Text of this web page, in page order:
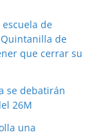
de
Quintanilla de
que cerrar su
se debatirán
26M
una